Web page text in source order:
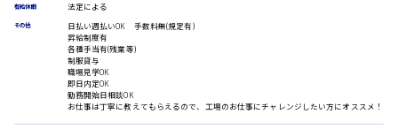
経営企画
時給制すべて
有給休暇 法定による
その他
日払い週払いOK 手数料無(規定有)
昇給制度有
各種手当有(残業等)
制服貸与
職場見学OK
即日内定OK
勤務開始日相談OK
お仕事は丁寧に教えてもらえるので、工場のお仕事にチャレンジしたい方にオススメ！